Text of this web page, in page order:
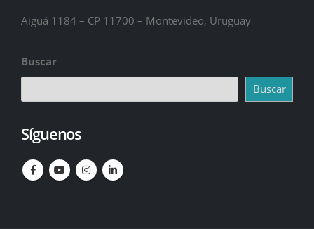
Aiguá 1184 – CP 11700 – Montevideo, Uruguay
Buscar
Buscar
Síguenos